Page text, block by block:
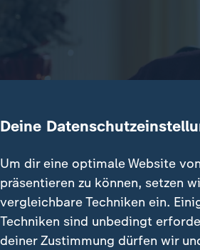
Menschen sind 2024
Eine Bund-Länder-Gruppe legt
Deine
Um dir eine optimale Website
präsentieren zu können, setzen
vergleichbare Techniken ein.
Techniken sind unbedingt
deiner Zustimmung dürfen wir